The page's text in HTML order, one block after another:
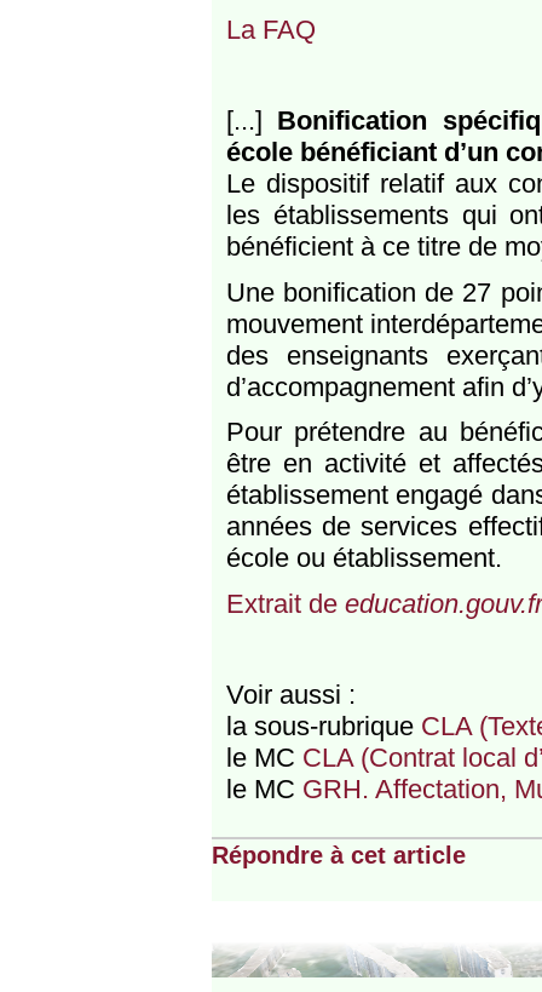
La FAQ
[...] Bonification
école bénéficiant d’un
Le dispositif relatif aux
les établissements qui
bénéficient à ce titre de
Une bonification de 27
mouvement
des enseignants
d’accompagnement afin
Pour prétendre au
être en activité et
établissement engagé
années de services
école ou établissement.
Extrait de education.gouv.fr
Voir aussi :
la sous-rubrique CLA
le MC CLA (Contrat local
le MC GRH. Affectation,
Répondre à cet article